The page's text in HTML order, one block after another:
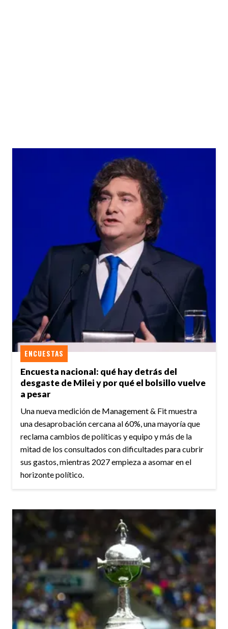
Encuesta nacional: qué hay detrás del
desgaste de Milei y por qué el bolsillo vuelve
a pesar
ENCUESTAS
Una nueva medición de Management & Fit muestra
una desaprobación cercana al 60%, una mayoría que
reclama cambios de políticas y equipo y más de la
mitad de los consultados con dificultades para cubrir
sus gastos, mientras 2027 empieza a asomar en el
horizonte político.